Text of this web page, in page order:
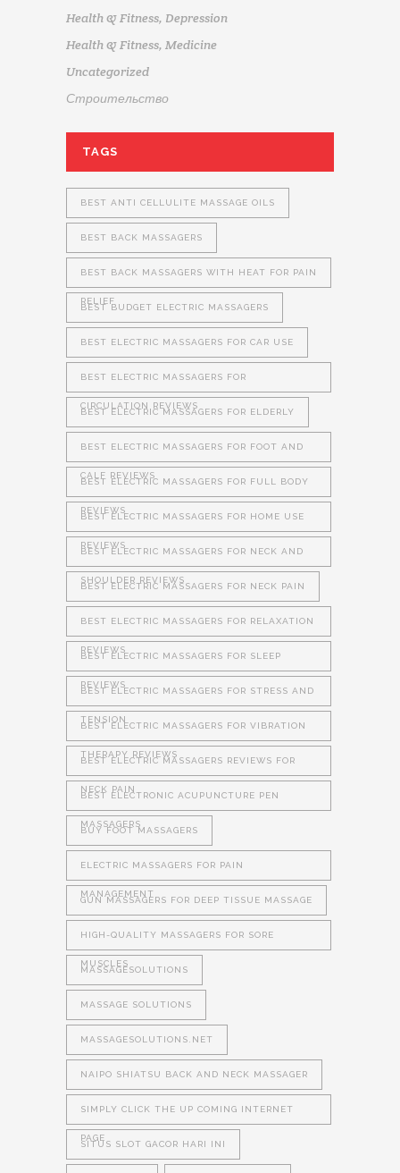
Health & Fitness, Depression
Health & Fitness, Medicine
Uncategorized
Строительство
TAGS
BEST ANTI CELLULITE MASSAGE OILS
BEST BACK MASSAGERS
BEST BACK MASSAGERS WITH HEAT FOR PAIN
RELIEF
BEST BUDGET ELECTRIC MASSAGERS
BEST ELECTRIC MASSAGERS FOR CAR USE
BEST ELECTRIC MASSAGERS FOR
CIRCULATION REVIEWS
BEST ELECTRIC MASSAGERS FOR ELDERLY
BEST ELECTRIC MASSAGERS FOR FOOT AND
CALF REVIEWS
BEST ELECTRIC MASSAGERS FOR FULL BODY
REVIEWS
BEST ELECTRIC MASSAGERS FOR HOME USE
REVIEWS
BEST ELECTRIC MASSAGERS FOR NECK AND
SHOULDER REVIEWS
BEST ELECTRIC MASSAGERS FOR NECK PAIN
BEST ELECTRIC MASSAGERS FOR RELAXATION
REVIEWS
BEST ELECTRIC MASSAGERS FOR SLEEP
REVIEWS
BEST ELECTRIC MASSAGERS FOR STRESS AND
TENSION
BEST ELECTRIC MASSAGERS FOR VIBRATION
THERAPY REVIEWS
BEST ELECTRIC MASSAGERS REVIEWS FOR
NECK PAIN
BEST ELECTRONIC ACUPUNCTURE PEN
MASSAGERS
BUY FOOT MASSAGERS
ELECTRIC MASSAGERS FOR PAIN
MANAGEMENT
GUN MASSAGERS FOR DEEP TISSUE MASSAGE
HIGH-QUALITY MASSAGERS FOR SORE
MUSCLES
MASSAGESOLUTIONS
MASSAGE SOLUTIONS
MASSAGESOLUTIONS.NET
NAIPO SHIATSU BACK AND NECK MASSAGER
SIMPLY CLICK THE UP COMING INTERNET
PAGE
SITUS SLOT GACOR HARI INI